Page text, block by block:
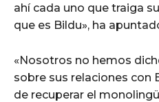
ahí cada uno que traiga
que es Bildu», ha
«Nosotros no hemos
sobre sus relaciones con
de recuperar el